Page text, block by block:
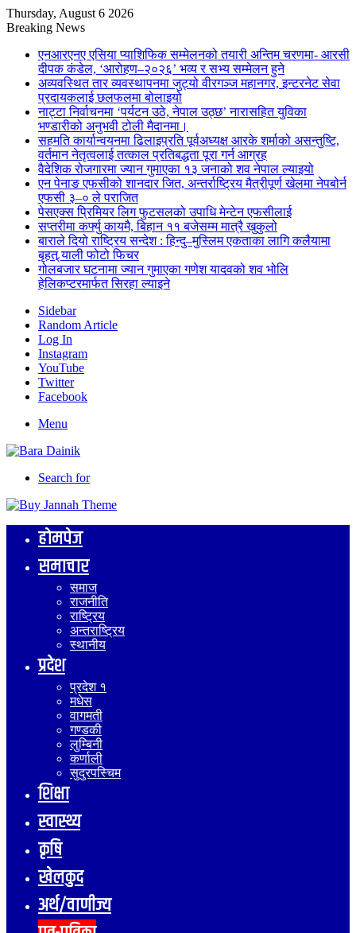
Thursday, August 6 2026
Breaking News
एनआरएनए एसिया प्याशिफिक सम्मेलनको तयारी अन्तिम चरणमा- आरसी
दीपक कंडेल, ‘आरोहण–२०२६’ भव्य र सभ्य सम्मेलन हुने
अव्यवस्थित तार व्यवस्थापनमा जुट्यो वीरगञ्ज महानगर, इन्टरनेट सेवा
प्रदायकलाई छलफलमा बोलाइयो
नाट्टा निर्वाचनमा ‘पर्यटन उठे, नेपाल उठ्छ’ नारासहित युविका
भण्डारीको अनुभवी टोली मैदानमा।
सहमति कार्यान्वयनमा ढिलाइप्रति पूर्वअध्यक्ष आरके शर्माको असन्तुष्टि,
वर्तमान नेतृत्वलाई तत्काल प्रतिबद्धता पूरा गर्न आग्रह
वैदेशिक रोजगारमा ज्यान गुमाएका १३ जनाको शव नेपाल ल्याइयो
एन पेनाङ एफसीको शानदार जित, अन्तर्राष्ट्रिय मैत्रीपूर्ण खेलमा नेपबोर्न
एफसी ३–० ले पराजित
पेसएक्स प्रिमियर लिग फुटसलको उपाधि मेन्टेन एफसीलाई
सप्तरीमा कर्फ्यु कायमै, बिहान ११ बजेसम्म मात्रै खुकुलो
बाराले दियो राष्ट्रिय सन्देश : हिन्दु–मुस्लिम एकताका लागि कलैयामा
बृहत् र्‍याली फोटो फिचर
गोलबजार घटनामा ज्यान गुमाएका गणेश यादवको शव भोलि
हेलिकप्टरमार्फत सिरहा ल्याइने
Sidebar
Random Article
Log In
Instagram
YouTube
Twitter
Facebook
Menu
Search for
होमपेज
समाचार
समाज
राजनीति
राष्ट्रिय
अन्तराष्ट्रिय
स्थानीय
प्रदेश
प्रदेश १
मधेस
वागमती
गण्डकी
लुम्बिनी
कर्णाली
सुदुरपस्चिम
शिक्षा
स्वास्थ्य
कृषि
खेलकुद
अर्थ/वाणीज्य